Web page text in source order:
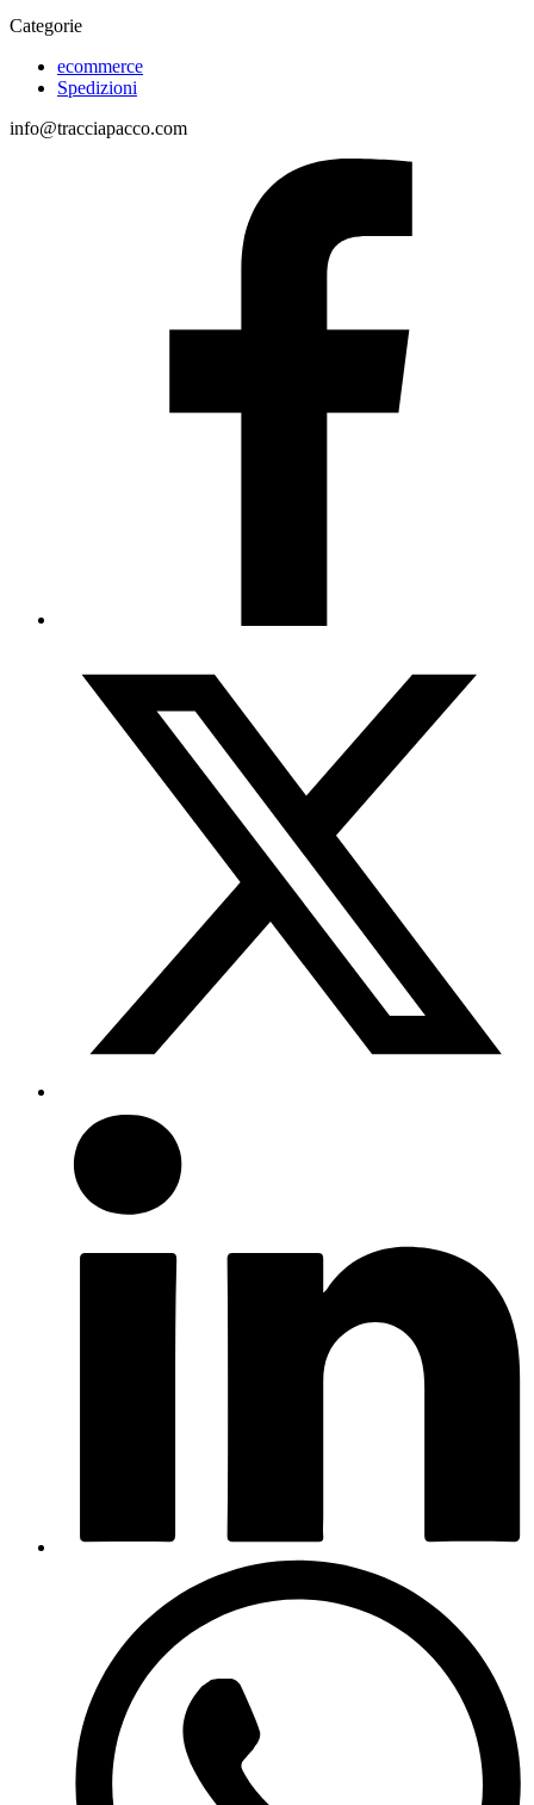
Categorie
ecommerce
Spedizioni
info@tracciapacco.com